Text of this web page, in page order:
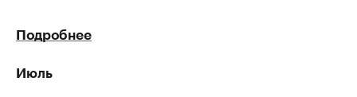
Подробнее
Июль